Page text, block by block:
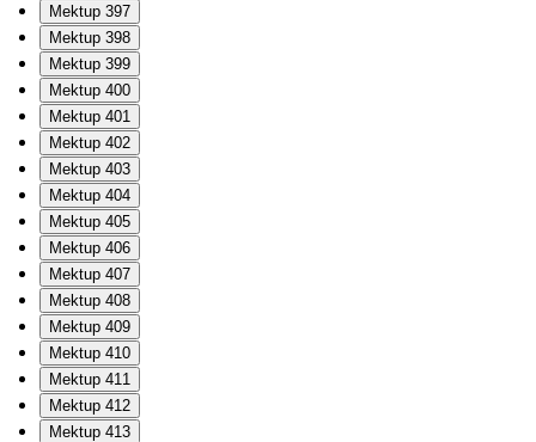
Mektup 397
Mektup 398
Mektup 399
Mektup 400
Mektup 401
Mektup 402
Mektup 403
Mektup 404
Mektup 405
Mektup 406
Mektup 407
Mektup 408
Mektup 409
Mektup 410
Mektup 411
Mektup 412
Mektup 413